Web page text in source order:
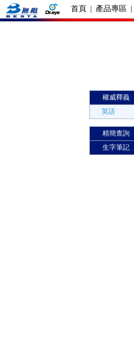
首頁 | 產品專區 |
權威釋義
英語
精簡查詢
生字筆記